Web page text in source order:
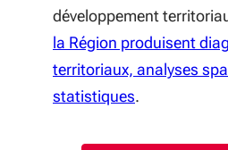
développement
la Région produisent
territoriaux, analyses
statistiques.